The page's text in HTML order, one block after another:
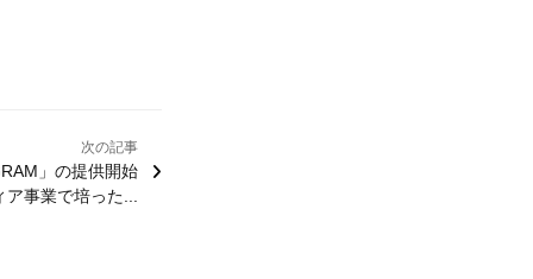
次の記事
」の提供開始
ア事業で培った...